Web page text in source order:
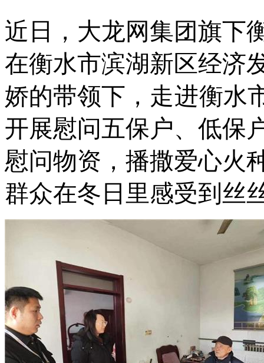
近日 ， 大龙网集团旗下
在衡水市滨湖新区经济
娇的带领下， 走进衡水
开展慰问五保户、 低保
慰问物资，播撒爱心火
群众在冬日里感受到丝